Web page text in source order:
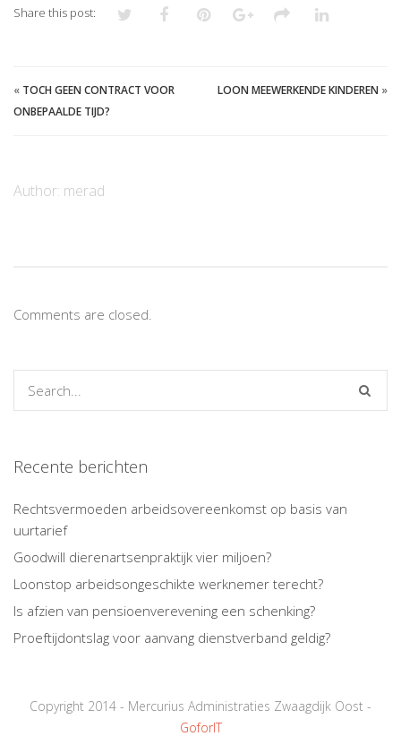
Share this post:
« TOCH GEEN CONTRACT VOOR
ONBEPAALDE TIJD?
LOON MEEWERKENDE KINDEREN »
Author: merad
Comments are closed.
Recente berichten
Rechtsvermoeden arbeidsovereenkomst op basis van
uurtarief
Goodwill dierenartsenpraktijk vier miljoen?
Loonstop arbeidsongeschikte werknemer terecht?
Is afzien van pensioenverevening een schenking?
Proeftijdontslag voor aanvang dienstverband geldig?
Copyright 2014 - Mercurius Administraties Zwaagdijk Oost -
GoforIT